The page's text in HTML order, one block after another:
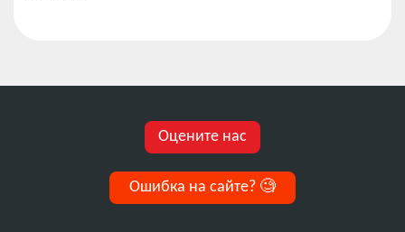
Оцените нас
Ошибка на сайте? 🧐